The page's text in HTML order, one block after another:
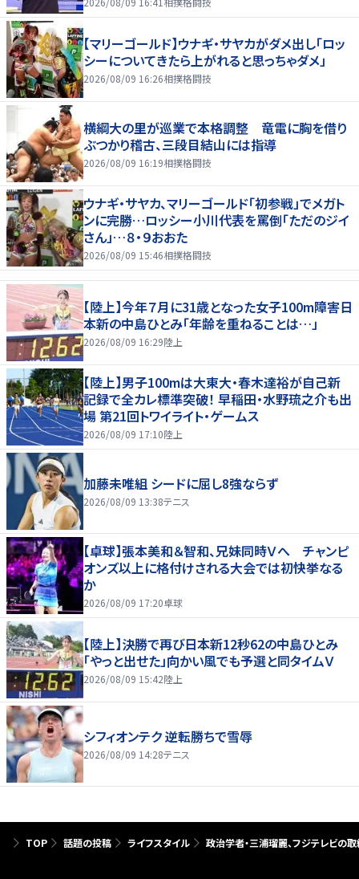
【マリーゴールド】ウナギ・サヤカがダメ出し「ロッ
シーについてきたら上がれると思っちゃダメ」
2026/08/09 16:26相撲格闘技
横綱大の里が巡業で本格調整 竜電に胸を借り
ぶつかり稽古、三段目結山には指導
2026/08/09 16:19相撲格闘技
ウナギ・サヤカ、マリーゴールド「初参戦」でメガト
ンに完勝…ロッシー小川代表を罵倒「ただのジイ
さん」…８・９おおた
2026/08/09 15:46相撲格闘技
【陸上】今年７月に31歳となった女子100m障害日
本新の中島ひとみ「年齢を重ねることは…」
2026/08/09 16:29陸上
【陸上】男子100mは大東大・春木達裕が自己新
記録で全カレ標準突破！ 早稲田・水野琉之介も出
場 第21回トワイライト・ゲームス
2026/08/09 17:10陸上
加藤未唯組 シードに屈し8強ならず
2026/08/09 13:38テニス
【卓球】張本美和＆智和、兄妹同時Ｖへ チャンピ
オンズ以上に格付けされる大会では初快挙なる
か
2026/08/09 17:20卓球
【陸上】決勝で再び日本新12秒62の中島ひとみ
「やっと出せた」向かい風でも予選と同タイムＶ
2026/08/09 15:42陸上
シフィオンテク 逆転勝ちで雪辱
2026/08/09 14:28テニス
TOP 話題の投稿 ライフスタイル 政治学者・三浦瑠麗、フジテレビ